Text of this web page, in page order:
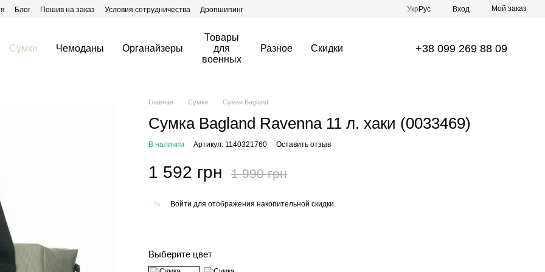
Блог Пошив на заказ Условия сотрудничества Дропшипинг Укр Рус Вход Мой заказ
Сумки Чемоданы Органайзеры
Товары
для
военных
Разное Скидки +38 099 269 88 09
Главная Сумки Сумки Bagland
Сумка Bagland Ravenna 11 л. хаки (0033469)
В наличии Артикул: 1140321760 Оставить отзыв
1 592 грн 1 990 грн
% Войти для отображения накопительной скидки
Выберите цвет